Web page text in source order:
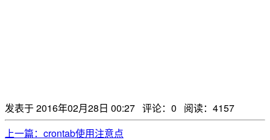
发表于 2016年02月28日 00:27 评论：0
阅读：4157
上一篇：crontab使用注意点